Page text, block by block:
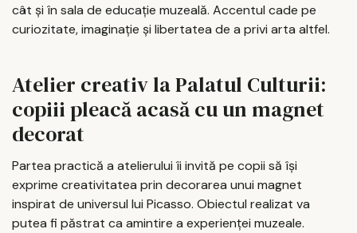
cât și în sala de educație muzeală. Accentul cade pe
curiozitate, imaginație și libertatea de a privi arta altfel.
Atelier creativ la Palatul Culturii:
copiii pleacă acasă cu un magnet
decorat
Partea practică a atelierului îi invită pe copii să își
exprime creativitatea prin decorarea unui magnet
inspirat de universul lui Picasso. Obiectul realizat va
putea fi păstrat ca amintire a experienței muzeale.